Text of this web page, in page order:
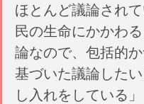
ほとんど議論され
民の生命にかかわ
論なので、包括的
基づいた議論した
し入れをしている」